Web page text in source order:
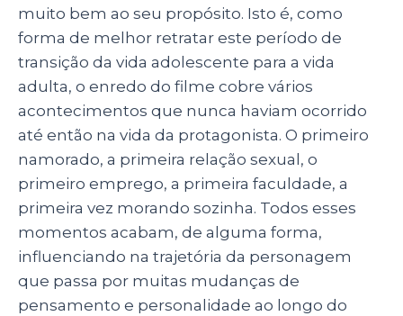
muito bem ao seu propósito. Isto é, como
forma de melhor retratar este período de
transição da vida adolescente para a vida
adulta, o enredo do filme cobre vários
acontecimentos que nunca haviam ocorrido
até então na vida da protagonista. O primeiro
namorado, a primeira relação sexual, o
primeiro emprego, a primeira faculdade, a
primeira vez morando sozinha. Todos esses
momentos acabam, de alguma forma,
influenciando na trajetória da personagem
que passa por muitas mudanças de
pensamento e personalidade ao longo do